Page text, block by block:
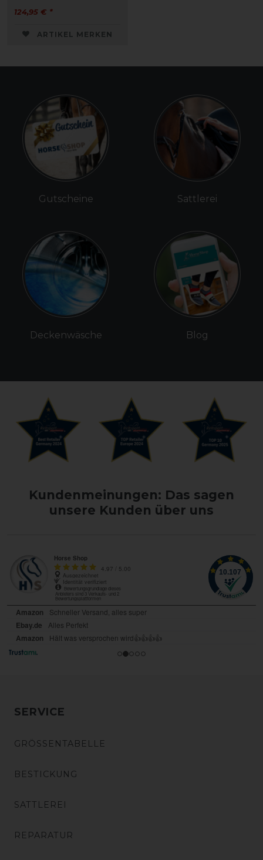
124,95 € *
ARTIKEL MERKEN
Gutscheine
Deckenwäsche
Sattlerei
Blog
Kundenmeinungen: Das sagen
unsere Kunden über uns
SERVICE
GRÖSSENTABELLE
BESTICKUNG
SATTLEREI
REPARATUR